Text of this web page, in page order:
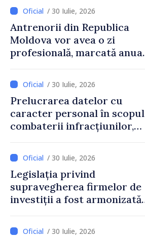
educațional național
/ 30 Iulie, 2026
Antrenorii din Republica
Moldova vor avea o zi
profesională, marcată anual
/ 30 Iulie, 2026
Prelucrarea datelor cu
caracter personal în scopul
combaterii infracțiunilor,
/ 30 Iulie, 2026
Legislația privind
supravegherea firmelor de
investiții a fost armonizată
/ 30 Iulie, 2026